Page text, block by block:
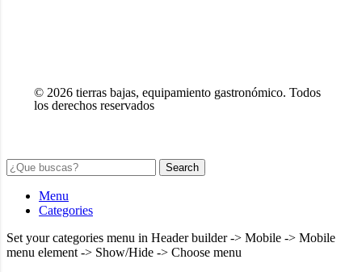
© 2026 tierras bajas, equipamiento gastronómico. Todos
los derechos reservados
Search
Menu
Categories
Set your categories menu in Header builder -> Mobile -> Mobile
menu element -> Show/Hide -> Choose menu